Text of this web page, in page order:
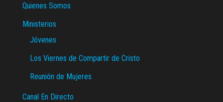
Quienes Somos
Ministerios
Jóvenes
Los Viernes de Compartir de Cristo
Reunión de Mujeres
Canal En Directo